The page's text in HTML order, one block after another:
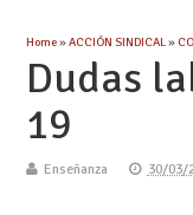
Home»ACCIÓN SINDICAL»
Dudas
19
Enseñanza 30/03/